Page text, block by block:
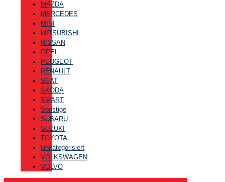
MAZDA
MERCEDES
MINI
MITSUBISHI
NISSAN
OPEL
PEUGEOT
RENAULT
SEAT
SKODA
SMART
Sonstige
SUBARU
SUZUKI
TOYOTA
Unkategorisiert
VOLKSWAGEN
VOLVO